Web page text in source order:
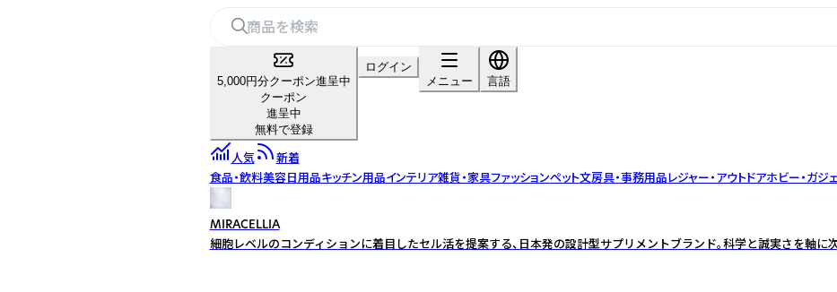
5,000円分クーポン進呈中
クーポン
進呈中
無料で登録
ログイン
メニュー
言語
人気
新着
食品・飲料美容日用品キッチン用品インテリア雑貨・家具ファッションペット文房具・事務用品レジャー・アウトドアホビー・ガジ
MIRACELLIA
細胞レベルのコンディションに着目したセル活を提案する、日本発の設計型サプリメントブランド。科学と誠実さを軸に